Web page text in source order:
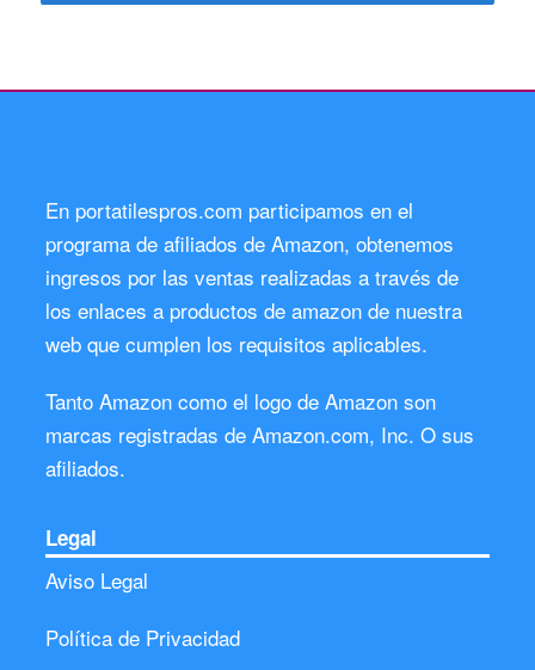
En portatilespros.com participamos en el
programa de afiliados de Amazon, obtenemos
ingresos por las ventas realizadas a través de
los enlaces a productos de amazon de nuestra
web que cumplen los requisitos aplicables.
Tanto Amazon como el logo de Amazon son
marcas registradas de Amazon.com, Inc. O sus
afiliados.
Legal
Aviso Legal
Política de Privacidad